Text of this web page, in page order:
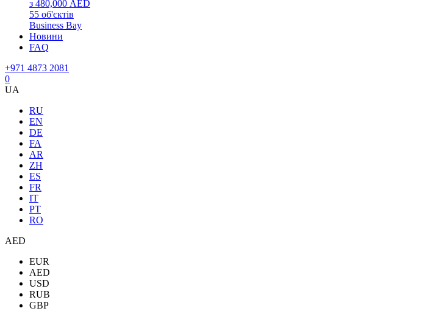
з 480,000 AED
55 об'єктів
Business Bay
Новини
FAQ
+971 4873 2081
0
UA
RU
EN
DE
FA
AR
ZH
ES
FR
IT
PT
RO
AED
EUR
AED
USD
RUB
GBP